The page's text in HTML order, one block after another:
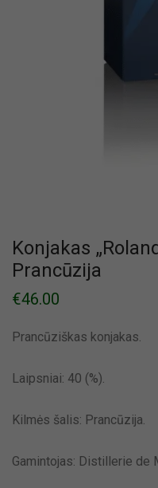
Konjakas
Prancūzija
€46.00
Prancūziškas konjakas.
Laipsniai: 40 (%).
Kilmės šalis: Prancūzija.
Gamintojas: Distillerie de